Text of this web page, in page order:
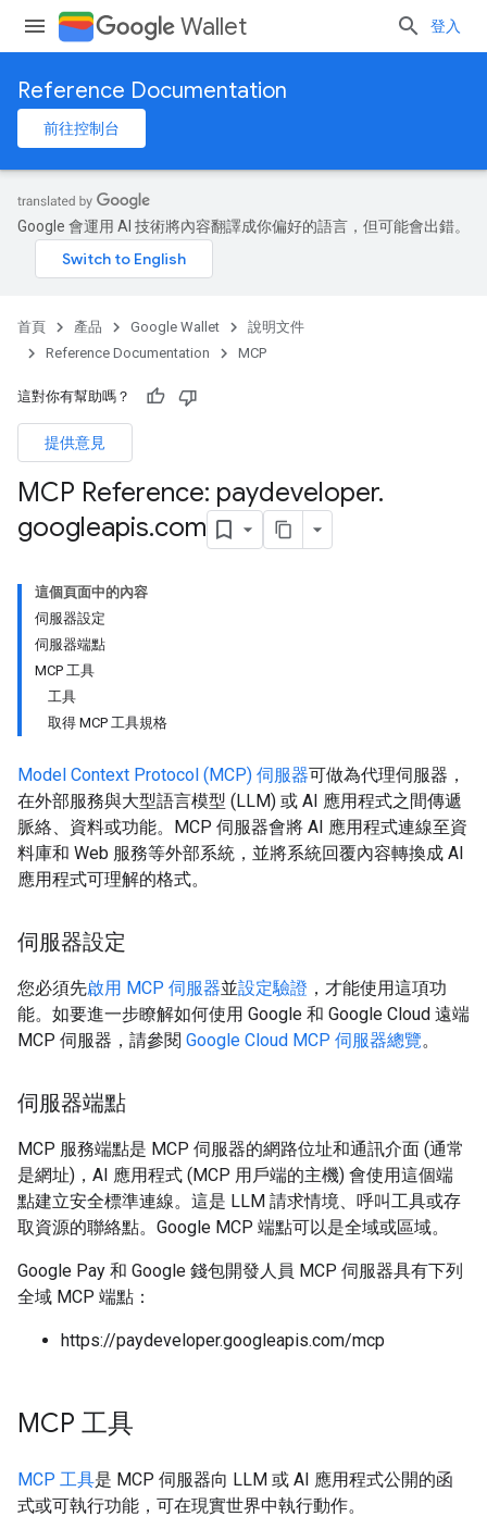
Wallet 登入
Reference Documentation
前往控制台
Google 會運用 AI 技術將內容翻譯成你偏好的語言，但可能會出錯。
首頁 產品 Google Wallet
說明文件
Reference Documentation
MCP
這對你有幫助嗎？
提供意見
MCP Reference: paydeveloper.
googleapis.com
這個頁面中的內容
伺服器設定
伺服器端點
MCP 工具
工具
取得 MCP 工具規格
Model Context Protocol (MCP) 伺服器可做為代理伺服器，
在外部服務與大型語言模型 (LLM) 或 AI 應用程式之間傳遞
脈絡、資料或功能。MCP 伺服器會將 AI 應用程式連線至資
料庫和 Web 服務等外部系統，並將系統回覆內容轉換成 AI
應用程式可理解的格式。
伺服器設定
您必須先啟用 MCP 伺服器並設定驗證 ，才能使用這項功
能。如要進一步瞭解如何使用 Google 和 Google Cloud 遠端
MCP 伺服器，請參閱 Google Cloud MCP 伺服器總覽。
伺服器端點
MCP 服務端點是 MCP 伺服器的網路位址和通訊介面 (通常
是網址)，AI 應用程式 (MCP 用戶端的主機) 會使用這個端
點建立安全標準連線。這是 LLM 請求情境、呼叫工具或存
取資源的聯絡點。Google MCP 端點可以是全域或區域。
Google Pay 和 Google 錢包開發人員 MCP 伺服器具有下列
全域 MCP 端點：
https://paydeveloper.googleapis.com/mcp
MCP 工具
MCP 工具是 MCP 伺服器向 LLM 或 AI 應用程式公開的函
式或可執行功能，可在現實世界中執行動作。